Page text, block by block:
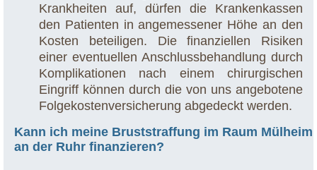
Krankheiten auf, dürfen die Krankenkassen
den Patienten in angemessener Höhe an den
Kosten beteiligen. Die finanziellen Risiken
einer eventuellen Anschlussbehandlung durch
Komplikationen nach einem chirurgischen
Eingriff können durch die von uns angebotene
Folgekostenversicherung abgedeckt werden.
Kann ich meine Bruststraffung im Raum Mülheim
an der Ruhr finanzieren?